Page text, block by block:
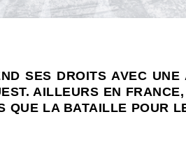
SES DROITS AVEC
AILLEURS EN
QUE LA BATAILLE POUR